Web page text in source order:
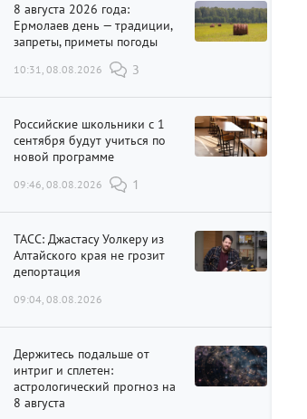
8 августа 2026 года:
Ермолаев день — традиции,
запреты, приметы погоды
10:31, 08.08.2026 3
Российские школьники с 1
сентября будут учиться по
новой программе
09:46, 08.08.2026 1
ТАСС: Джастасу Уолкеру из
Алтайского края не грозит
депортация
09:04, 08.08.2026
Держитесь подальше от
интриг и сплетен:
астрологический прогноз на
8 августа